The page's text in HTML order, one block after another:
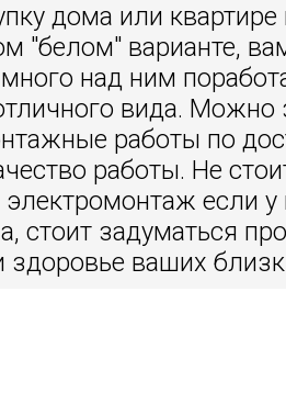
дома или квартире
"белом" варианте,
над ним
вида. Можно
работы по
работы. Не
электромонтаж если у
стоит задуматься
здоровье ваших